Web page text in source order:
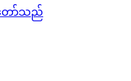
ော်သည်